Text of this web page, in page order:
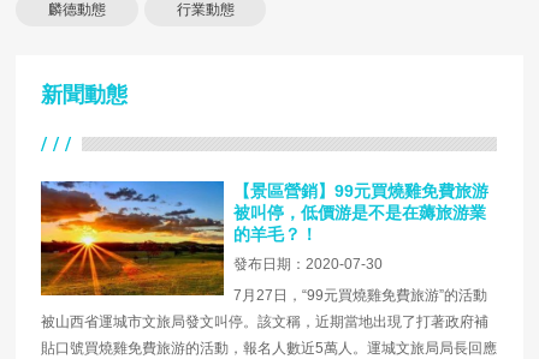
麟德動態 行業動態
新聞動態
【景區營銷】99元買燒雞免費旅游
被叫停，低價游是不是在薅旅游業
的羊毛？！
發布日期：2020-07-30
7月27日，“99元買燒雞免費旅游”的活動
被山西省運城市文旅局發文叫停。該文稱，近期當地出現了打著政府補
貼口號買燒雞免費旅游的活動，報名人數近5萬人。運城文旅局局長回應